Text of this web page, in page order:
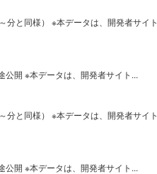
と同様） ※本データは、開発者サイ
開 ※本データは、開発者サイト...
と同様） ※本データは、開発者サイ
開 ※本データは、開発者サイト...